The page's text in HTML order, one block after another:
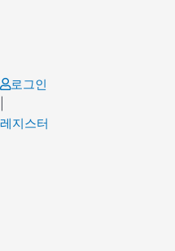
로그인
레지스터